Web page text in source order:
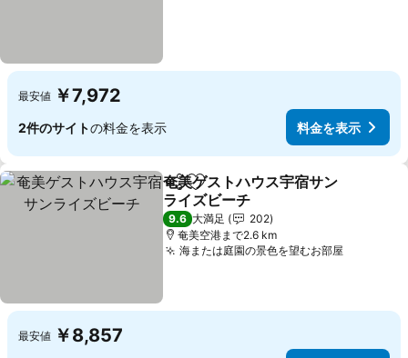
最安値 ￥7,972
2件のサイトの料金を表示 料金を表示
シェアお気に入りに追加
奄美ゲストハウス宇宿サン
ライズビーチ
9.6 大満足
202
奄美空港まで2.6 km
海または庭園の景色を望むお部屋
最安値 ￥8,857